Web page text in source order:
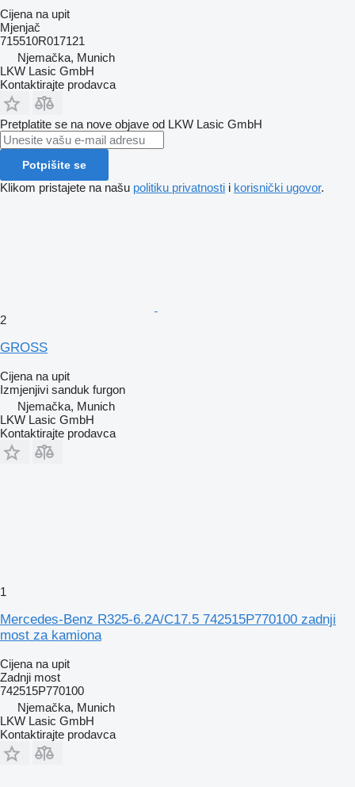
Cijena na upit
Mjenjač
715510R017121
Njemačka, Munich
LKW Lasic GmbH
Kontaktirajte prodavca
Pretplatite se na nove objave od LKW Lasic GmbH
Potpišite se
Klikom pristajete na našu politiku privatnosti i korisnički ugovor.
2
GROSS
Cijena na upit
Izmjenjivi sanduk furgon
Njemačka, Munich
LKW Lasic GmbH
Kontaktirajte prodavca
1
Mercedes-Benz R325-6.2A/C17.5 742515P770100 zadnji
most za kamiona
Cijena na upit
Zadnji most
742515P770100
Njemačka, Munich
LKW Lasic GmbH
Kontaktirajte prodavca